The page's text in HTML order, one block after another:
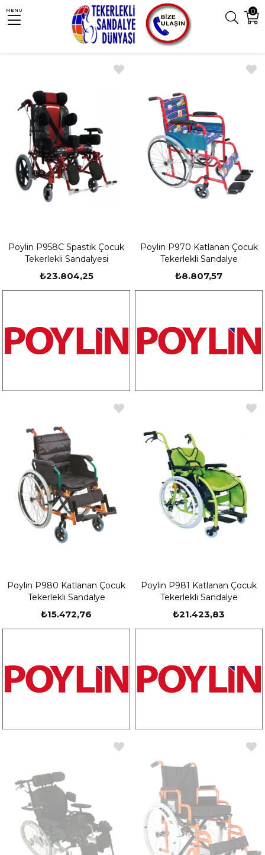
0
MENU
Anasayfa Tekerlekli Sandalye Çocuk Tekerlekli Sandalye
Filtreleme
Sıralama
Poylin P958C Spastik Çocuk
Tekerlekli Sandalyesi
₺23.804,25
Poylin P970 Katlanan Çocuk
Tekerlekli Sandalye
₺8.807,57
Poylin P980 Katlanan Çocuk
Tekerlekli Sandalye
₺15.472,76
Poylin P981 Katlanan Çocuk
Tekerlekli Sandalye
₺21.423,83